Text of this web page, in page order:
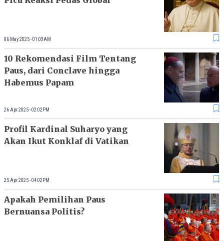
06 May 2025 - 01:03AM
10 Rekomendasi Film Tentang
Paus, dari Conclave hingga
Habemus Papam
26 Apr 2025 - 02:02PM
Profil Kardinal Suharyo yang
Akan Ikut Konklaf di Vatikan
25 Apr 2025 - 04:02PM
Apakah Pemilihan Paus
Bernuansa Politis?